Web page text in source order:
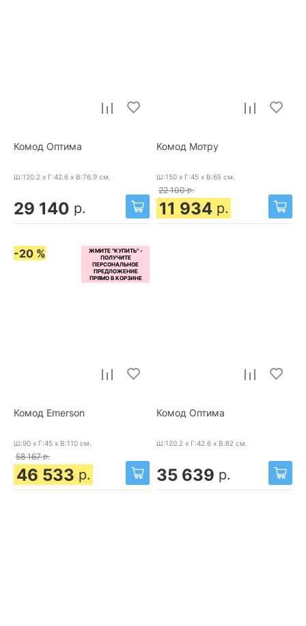
Комод Оптима
Ш:120.2 x Г:42.6 x В:76.9 см.
29 140 р.
Комод Мотру
Ш:150 x Г:45 x В:65 см.
22 100 р.
11 934 р.
-20 %
Комод Emerson
Ш:90 x Г:45 x В:110 см.
58 167 р.
46 533 р.
Комод Оптима
Ш:120.2 x Г:42.6 x В:82 см.
35 639 р.